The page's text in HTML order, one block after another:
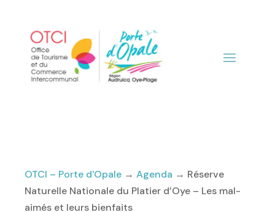
OTCI – Porte d'Opale → Agenda → Réserve
Naturelle Nationale du Platier d’Oye – Les mal-
aimés et leurs bienfaits